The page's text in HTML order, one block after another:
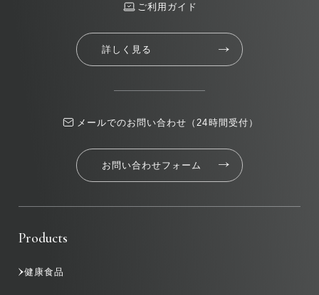
ご利用ガイド
詳しく見る
メールでのお問い合わせ（24時間受付）
お問い合わせフォーム
Products
健康食品